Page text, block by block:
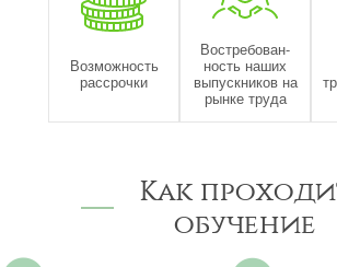
Возможность
рассрочки
Востребован-
ность наших
выпускников на
рынке труда
Как
обучение